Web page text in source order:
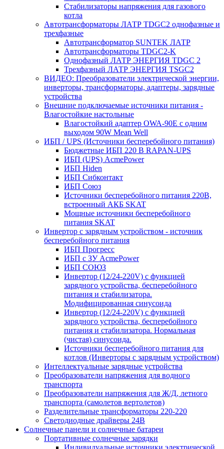
Стабилизаторы напряжения для газового
котла
Автотрансформаторы ЛАТР TDGC2 однофазные и
трехфазные
Автотрансформатор SUNTEK ЛАТР
Автотрансформаторы TDGC2-K
Однофазный ЛАТР ЭНЕРГИЯ TDGC 2
Трехфазный ЛАТР ЭНЕРГИЯ TSGC2
ВИДЕО: Преобразователи электрической энергии,
инверторы, трансформаторы, адаптеры, зарядные
устройства
Внешние подключаемые источники питания -
Влагостойкие настольные
Влагостойкий адаптер OWA-90E с одним
выходом 90W Mean Well
ИБП / UPS (Источники бесперебойного питания)
Бюджетные ИБП 220 В RAPAN-UPS
ИБП (UPS) AcmePower
ИБП Hiden
ИБП Сибконтакт
ИБП Союз
Источники бесперебойного питания 220В,
встроенный АКБ SKAT
Мощные источники бесперебойного
питания SKAT
Инвертор с зарядным устройством - источник
бесперебойного питания
ИБП Прогресс
ИБП с ЗУ AcmePower
ИБП СОЮЗ
Инвертор (12/24-220V) с функцией
зарядного устройства, бесперебойного
питания и стабилизатора.
Модифицированная синусоида
Инвертор (12/24-220V) с функцией
зарядного устройства, бесперебойного
питания и стабилизатора. Нормальная
(чистая) синусоида.
Источники бесперебойного питания для
котлов (Инверторы с зарядным устройством)
Интеллектуальные зарядные устройства
Преобразователи напряжения для водного
транспорта
Преобразователи напряжения для Ж/Д, летного
транспорта (самолетов вертолетов)
Разделительные трансформаторы 220-220
Светодиодные драйверы 24В
Солнечные панели и солнечные батареи
Портативные солнечные зарядки
Индивидуальные источники электрической